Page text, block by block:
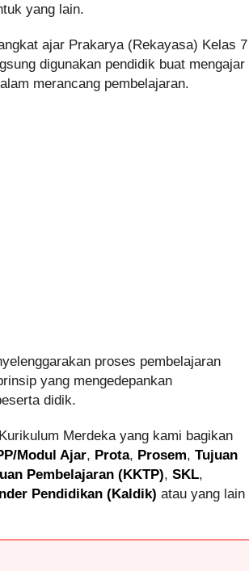
yang lain.
ajar Prakarya (Rekayasa) Kelas 7
digunakan pendidik buat mengajar
merancang pembelajaran.
proses pembelajaran
yang mengedepankan
didik.
Merdeka yang kami bagikan
Modul Ajar, Prota, Prosem, Tujuan
Pembelajaran (KKTP), SKL,
Pendidikan (Kaldik) atau yang lain